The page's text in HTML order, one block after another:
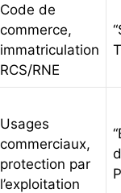
Code de
commerce,
immatriculation
RCS/RNE
Usages
commerciaux,
protection par
l’exploitation